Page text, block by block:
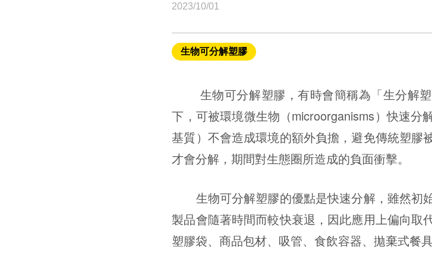
2023/10/01
生物可分解塑膠
生物可分解塑膠，有時會簡稱為「生分解塑
下，可被環境微生物（microorganisms）快速分
基質）不會造成環境的額外負擔，避免傳統塑膠
才會分解，期間對生態圈所造成的負面衝擊。
生物可分解塑膠的優點是快速分解，雖然初
製品會隨著時間而較快衰退，因此應用上偏向取
塑膠袋、商品包材、吸管、食飲容器、拋棄式餐